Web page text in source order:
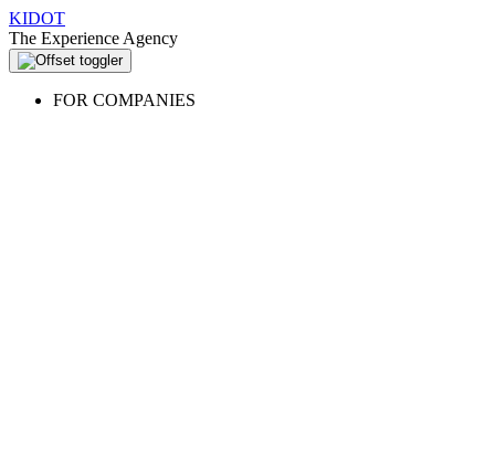
KIDOT
The Experience Agency
FOR COMPANIES